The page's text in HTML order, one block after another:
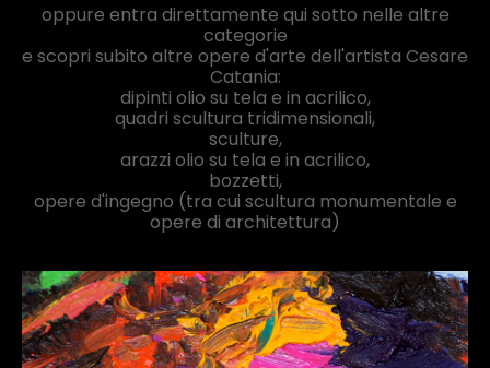
oppure entra direttamente qui sotto nelle altre
categorie
e scopri subito altre opere d'arte dell'artista Cesare
Catania:
dipinti olio su tela e in acrilico,
quadri scultura tridimensionali,
sculture,
arazzi olio su tela e in acrilico,
bozzetti,
opere d'ingegno (tra cui scultura monumentale e
opere di architettura)